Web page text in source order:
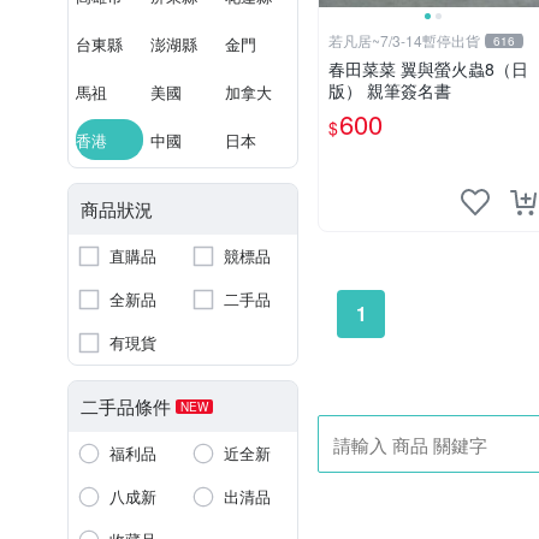
台東縣 澎湖縣 金門
馬祖 美國 加拿大
香港 中國 日本
商品狀況
直購品
競標品
全新品
二手品
有現貨
二手品條件 NEW
福利品
近全新
八成新
出清品
若凡居~7/3-14暫停出貨 616
春田菜菜 翼與螢火蟲8（日
版） 親筆簽名書
$600
1